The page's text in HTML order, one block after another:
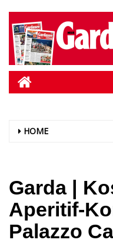
HOME
Garda |
Aperitif-
Palazzo